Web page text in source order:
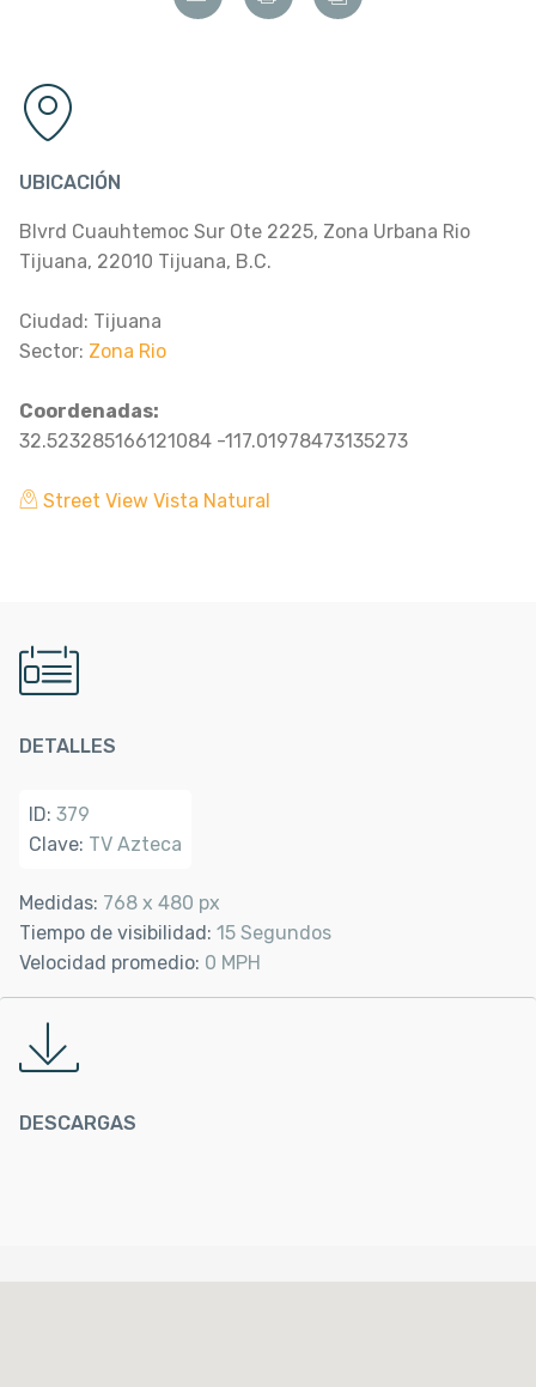
UBICACIÓN
Blvrd Cuauhtemoc Sur Ote 2225, Zona Urbana Rio
Tijuana, 22010 Tijuana, B.C.
Ciudad: Tijuana
Sector: Zona Rio
Coordenadas:
32.523285166121084 -117.01978473135273
Street View Vista Natural
DETALLES
ID: 379
Clave: TV Azteca
Medidas: 768 x 480 px
Tiempo de visibilidad: 15 Segundos
Velocidad promedio: 0 MPH
DESCARGAS